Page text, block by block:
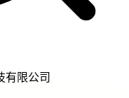
有限公司